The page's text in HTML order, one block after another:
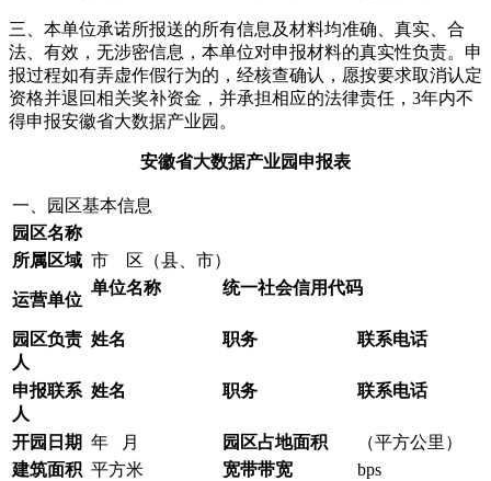
三、本单位承诺所报送的所有信息及材料均准确、真实、合
法、有效，无涉密信息，本单位对申报材料的真实性负责。申
报过程如有弄虚作假行为的，经核查确认，愿按要求取消认定
资格并退回相关奖补资金，并承担相应的法律责任，3年内不
得申报安徽省大数据产业园。
安徽省大数据产业园申报表
一、园区基本信息
园区名称
所属区域 市 区（县、市）
运营单位
单位名称 统一社会信用代码
园区负责
人
姓名 职务 联系电话
申报联系
人
姓名 职务 联系电话
开园日期 年 月 园区占地面积
（平方公里）
建筑面积 平方米 宽带带宽
bps